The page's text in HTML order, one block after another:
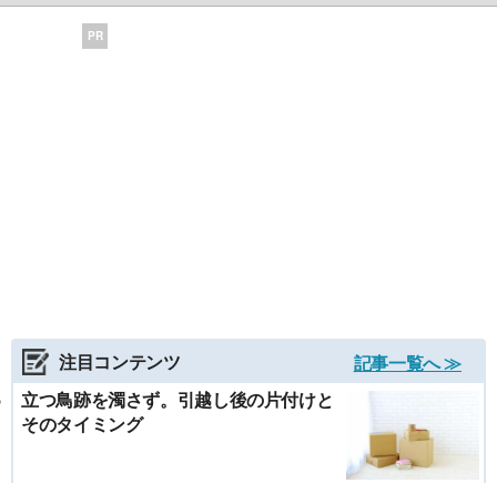
PR
注目コンテンツ
記事一覧へ ≫
立つ鳥跡を濁さず。引越し後の片付けと
そのタイミング